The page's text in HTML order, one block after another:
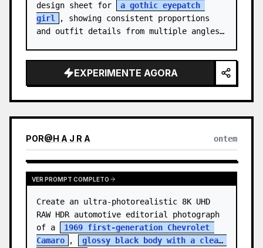
design sheet for
a gothic eyepatch
girl
, showing consistent proportions
and outfit details from multiple angles.
character sheet, about 16…
EXPERIMENTE AGORA
POR@H A J R A ontem
VER PROMPT COMPLETO
Create an ultra-photorealistic 8K UHD
RAW HDR automotive editorial photograph
of a
1969 first-generation Chevrolet
Camaro
,
glossy black body with a clean